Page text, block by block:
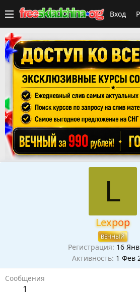
Вход
L
Lexpop
ВЕЧНЫЙ
Регистрация 16
Активность 1 Фев
Сообщения
1